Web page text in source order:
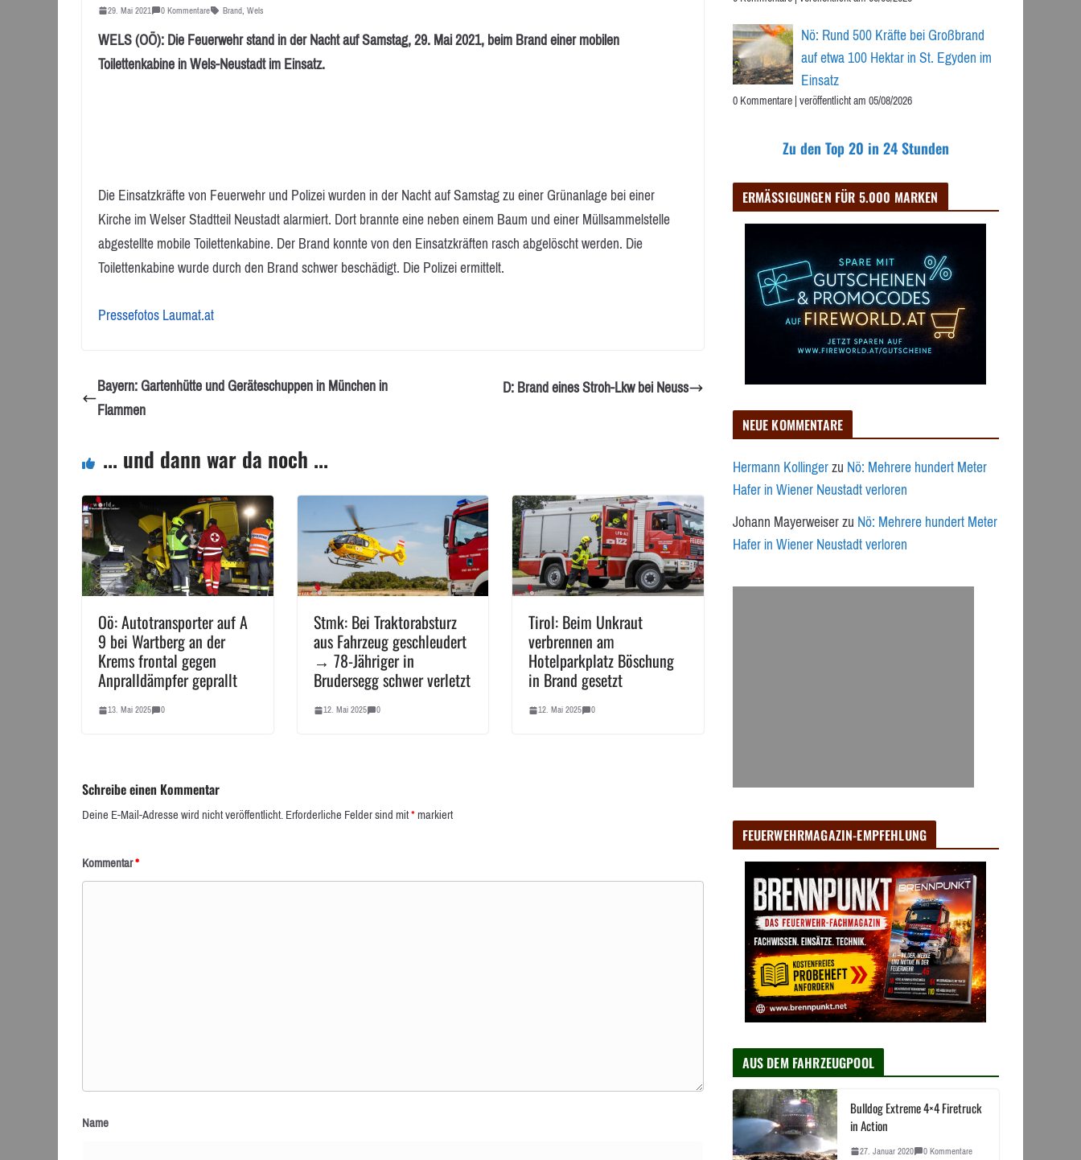
29. Mai 2021 0 Kommentare Brand, Wels
WELS (OÖ): Die Feuerwehr stand in der Nacht auf Samstag, 29. Mai 2021, beim Brand einer mobilen
Toilettenkabine in Wels-Neustadt im Einsatz.
Die Einsatzkräfte von Feuerwehr und Polizei wurden in der Nacht auf Samstag zu einer Grünanlage bei einer
Kirche im Welser Stadtteil Neustadt alarmiert. Dort brannte eine neben einem Baum und einer Müllsammelstelle
abgestellte mobile Toilettenkabine. Der Brand konnte von den Einsatzkräften rasch abgelöscht werden. Die
Toilettenkabine wurde durch den Brand schwer beschädigt. Die Polizei ermittelt.
Pressefotos Laumat.at
Bayern: Gartenhütte und Geräteschuppen in München in
Flammen
D: Brand eines Stroh-Lkw bei Neuss
... und dann war da noch ...
Oö: Autotransporter auf A
9 bei Wartberg an der
Krems frontal gegen
Anpralldämpfer geprallt
13. Mai 2025 0
Stmk: Bei Traktorabsturz
aus Fahrzeug geschleudert
→ 78-Jähriger in
Brudersegg schwer verletzt
12. Mai 2025 0
Tirol: Beim Unkraut
verbrennen am
Hotelparkplatz Böschung
in Brand gesetzt
12. Mai 2025 0
Schreibe einen Kommentar
Deine E-Mail-Adresse wird nicht veröffentlicht.Erforderliche Felder sind mit*markiert
Kommentar*
Name
Nö: Rund 500 Kräfte bei Großbrand
auf etwa 100 Hektar in St. Egyden im
Einsatz
0 Kommentare|veröffentlicht am 05/08/2026
Zu den Top 20 in 24 Stunden
ERMÄSSIGUNGEN FÜR 5.000 MARKEN
NEUE KOMMENTARE
Hermann KollingerzuNö: Mehrere hundert Meter
Hafer in Wiener Neustadt verloren
Johann MayerweiserzuNö: Mehrere hundert Meter
Hafer in Wiener Neustadt verloren
FEUERWEHRMAGAZIN-EMPFEHLUNG
AUS DEM FAHRZEUGPOOL
Bulldog Extreme 4×4 Firetruck
in Action
27. Januar 2020 0 Kommentare